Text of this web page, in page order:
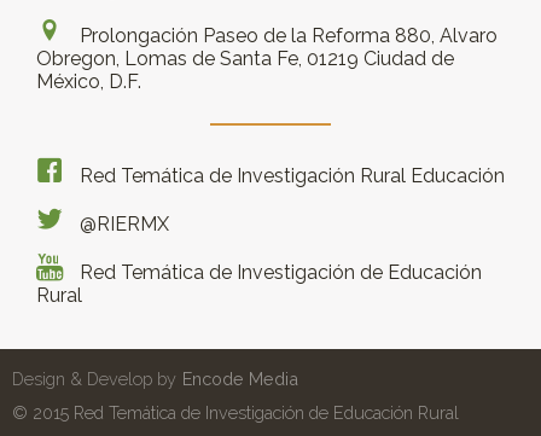
Prolongación Paseo de la Reforma 880, Alvaro
Obregon, Lomas de Santa Fe, 01219 Ciudad de
México, D.F.
Red Temática de Investigación Rural Educación
@RIERMX
Red Temática de Investigación de Educación
Rural
Design & Develop by Encode Media
© 2015 Red Temática de Investigación de Educación Rural